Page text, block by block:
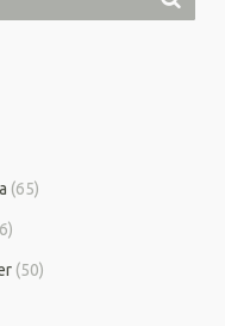
(65)
(50)